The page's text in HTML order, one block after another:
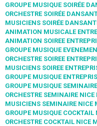
GROUPE MUSIQUE SOIRÉE
ORCHESTRE SOIRÉE
MUSICIENS SOIRÉE
ANIMATION MUSICALE
ANIMATION SOIREE
GROUPE MUSIQUE
ORCHESTRE SOIREE
MUSICIENS SOIREE
GROUPE MUSIQUE
GROUPE MUSIQUE
ORCHESTRE SEMINAIRE
MUSICIENS SEMINAIRE NICE
GROUPE MUSIQUE
ORCHESTRE COCKTAIL NICE